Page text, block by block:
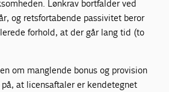
Lønkrav bortfalder ved
og retsfortabende passivitet beror
forhold, at der går lang tid (to
om manglende bonus og provision
at licensaftaler er kendetegnet